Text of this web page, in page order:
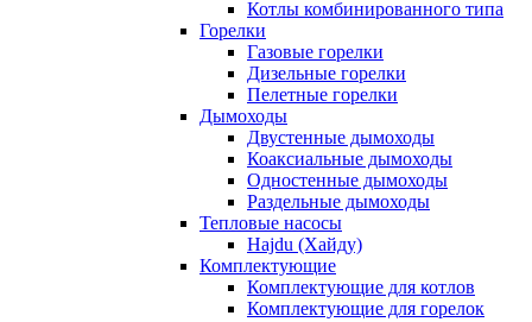
Котлы комбинированного типа
Горелки
Газовые горелки
Дизельные горелки
Пелетные горелки
Дымоходы
Двустенные дымоходы
Коаксиальные дымоходы
Одностенные дымоходы
Раздельные дымоходы
Тепловые насосы
Hajdu (Хайду)
Комплектующие
Комплектующие для котлов
Комплектующие для горелок